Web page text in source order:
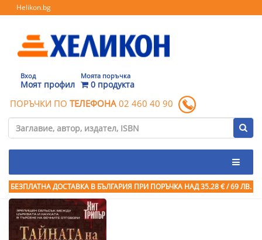
Helikon.bg
Вход
Моят профил
Моята поръчка
0 продукта
ПОРЪЧКИ ПО ТЕЛЕФОНА 02 460 40 90
БЕЗПЛАТНА ДОСТАВКА В БЪЛГАРИЯ ПРИ ПОРЪЧКА НАД 35.28 € / 69 ЛВ.